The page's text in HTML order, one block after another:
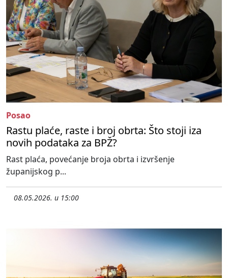
Posao
Rastu plaće, raste i broj obrta: Što stoji iza
novih podataka za BPŽ?
Rast plaća, povećanje broja obrta i izvršenje
županijskog p...
08.05.2026. u 15:00